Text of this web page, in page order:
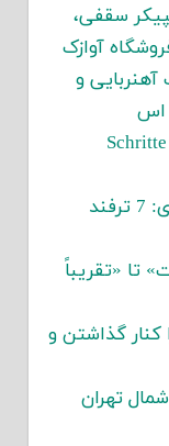
سقفی،
آوازک
و
اس
دانلود رایگان مجموعه کتاب های Schritte
نورپردازی مخفی با ال ای دی نواری: 7 ترفند
تا «تقریباً
را کنار گذاشتن و
تهران